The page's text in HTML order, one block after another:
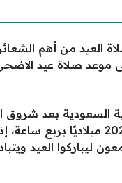
العيد من أهم
موعد صلاة عيد
الموافق للسادس عشر من شهر
ليباركوا العيد